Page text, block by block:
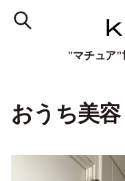
"マチュア"
おうち美容